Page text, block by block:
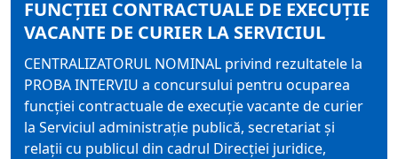
FUNCŢIEI CONTRACTUALE DE EXECUŢIE
VACANTE DE CURIER LA SERVICIUL
CENTRALIZATORUL NOMINAL privind rezultatele la
PROBA INTERVIU a concursului pentru ocuparea
funcţiei contractuale de execuţie vacante de curier
la Serviciul administraţie publică, secretariat şi
relaţii cu publicul din cadrul Direcţiei juridice,